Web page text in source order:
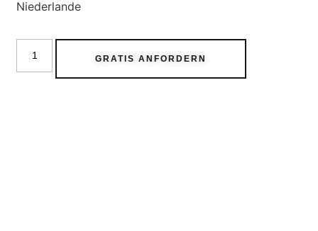
Niederlande
GRATIS ANFORDERN